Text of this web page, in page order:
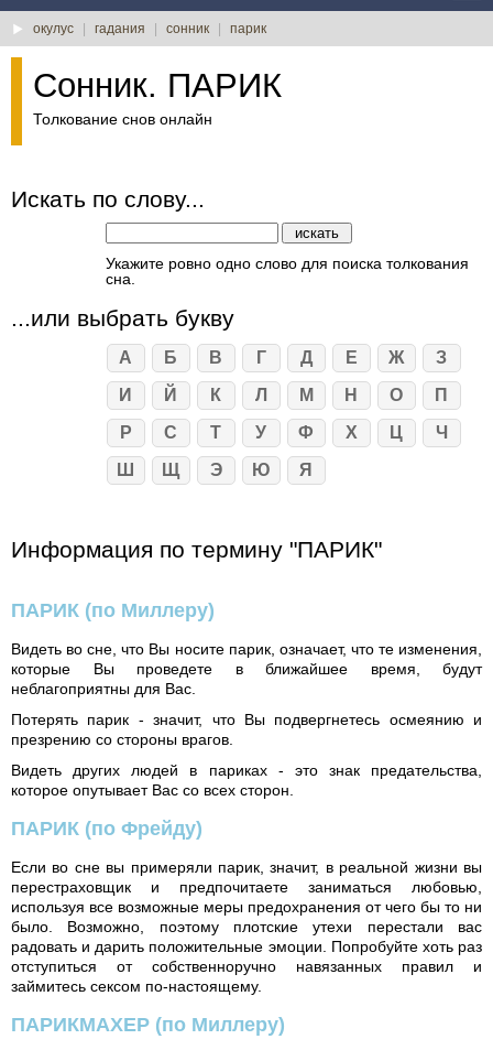
окулус гадания сонник парик
Сонник. ПАРИК
Толкование снов онлайн
Искать по слову...
Укажите ровно одно слово для поиска толкования
сна.
...или выбрать букву
А Б В Г Д Е Ж
З
И
Й К Л М Н О
П
Р
С Т У Ф Х Ц
Ч
Ш
Щ Э Ю Я
Информация по термину "ПАРИК"
ПАРИК (по Миллеру)
Видеть во сне, что Вы носите парик, означает, что те изменения,
которые Вы проведете в ближайшее время, будут
неблагоприятны для Вас.
Потерять парик - значит, что Вы подвергнетесь осмеянию и
презрению со стороны врагов.
Видеть других людей в париках - это знак предательства,
которое опутывает Вас со всех сторон.
ПАРИК (по Фрейду)
Если во сне вы примеряли парик, значит, в реальной жизни вы
перестраховщик и предпочитаете заниматься любовью,
используя все возможные меры предохранения от чего бы то ни
было. Возможно, поэтому плотские утехи перестали вас
радовать и дарить положительные эмоции. Попробуйте хоть раз
отступиться от собственноручно навязанных правил и
займитесь сексом по-настоящему.
ПАРИКМАХЕР (по Миллеру)